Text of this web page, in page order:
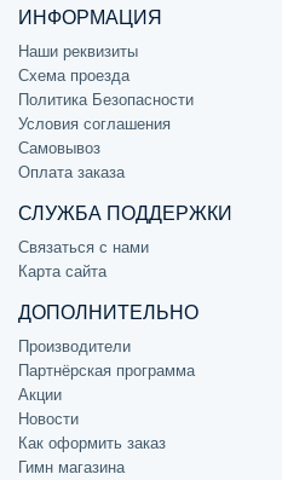
ИНФОРМАЦИЯ
Наши реквизиты
Схема проезда
Политика Безопасности
Условия соглашения
Самовывоз
Оплата заказа
СЛУЖБА ПОДДЕРЖКИ
Связаться с нами
Карта сайта
ДОПОЛНИТЕЛЬНО
Производители
Партнёрская программа
Акции
Новости
Как оформить заказ
Гимн магазина